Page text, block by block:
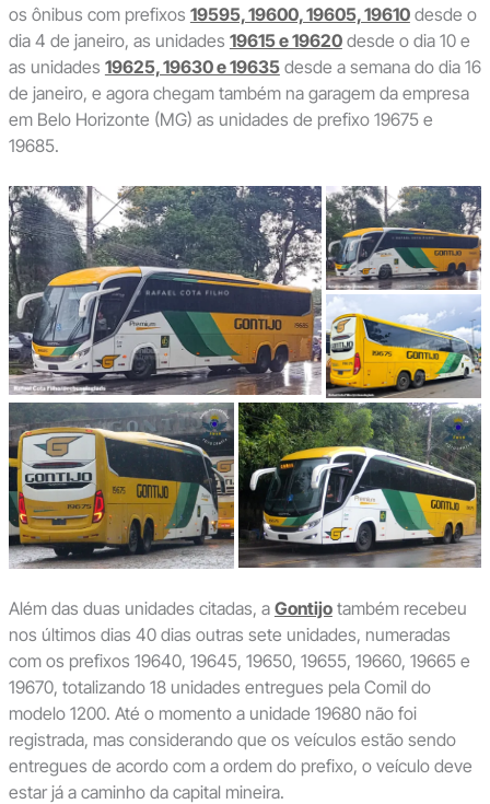
os ônibus com prefixos 19595, 19600, 19605, 19610desde o
dia 4 de janeiro, as unidades 19615 e 19620desde o dia 10 e
as unidades 19625, 19630 e 19635desde a semana do dia 16
de janeiro, e agora chegam também na garagem da empresa
em Belo Horizonte (MG) as unidades de prefixo 19675 e
19685.
Além das duas unidades citadas, a Gontijotambém recebeu
nos últimos dias 40 dias outras sete unidades, numeradas
com os prefixos 19640, 19645, 19650, 19655, 19660, 19665 e
19670, totalizando 18 unidades entregues pela Comil do
modelo 1200. Até o momento a unidade 19680 não foi
registrada, mas considerando que os veículos estão sendo
entregues de acordo com a ordem do prefixo, o veículo deve
estar já a caminho da capital mineira.